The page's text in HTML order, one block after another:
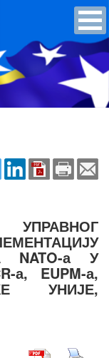
NATO-а У
а, EUPM-а,
УНИЈЕ,